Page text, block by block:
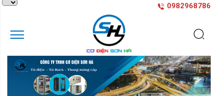
0982968786